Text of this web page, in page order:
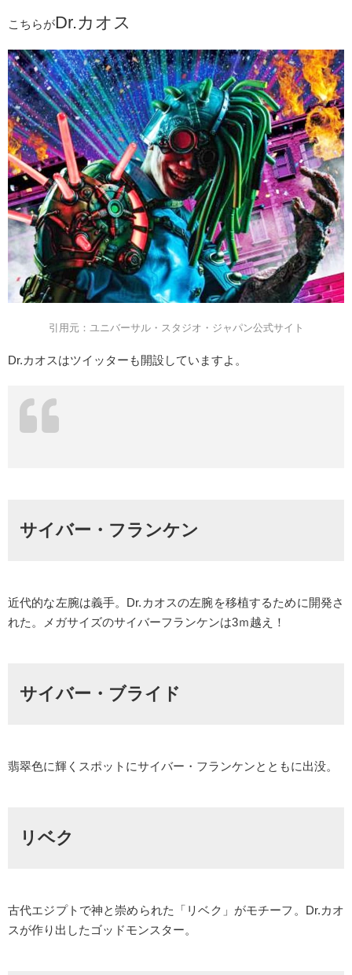
こちらがDr.カオス
引用元：ユニバーサル・スタジオ・ジャパン公式サイト
Dr.カオスはツイッターも開設していますよ。
サイバー・フランケン
近代的な左腕は義手。Dr.カオスの左腕を移植するために開発さ
れた。メガサイズのサイバーフランケンは3ｍ越え！
サイバー・ブライド
翡翠色に輝くスポットにサイバー・フランケンとともに出没。
リベク
古代エジプトで神と崇められた「リベク」がモチーフ。Dr.カオ
スが作り出したゴッドモンスター。